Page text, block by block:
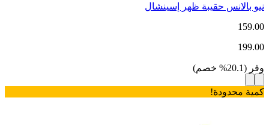
نيو بالانس حقيبة ظهر إسينشال
159.00
199.00
وفر (
20.1
% خصم)
كمية محدودة!